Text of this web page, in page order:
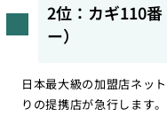
2位：カギ110
ー）
日本最大級の加盟店ネッ
りの提携店が急行します。